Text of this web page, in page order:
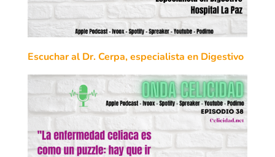
Escuchar al Dr. Cerpa, especialista en Digestivo